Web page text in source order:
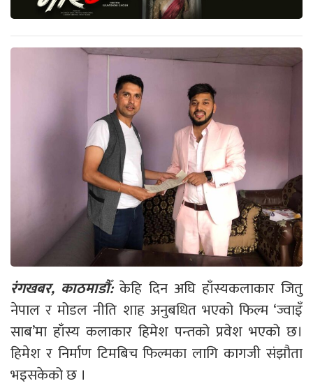
रंगखबर, काठमाडौँ:केहि दिन अघि हाँस्यकलाकार जितु
नेपाल र मोडल नीति शाह अनुबधित भएको फिल्म ‘ज्वाइँ
साब’मा हाँस्य कलाकार हिमेश पन्तको प्रवेश भएको छ।
हिमेश र निर्माण टिमबिच फिल्मका लागि कागजी संझौता
भइसकेको छ ।